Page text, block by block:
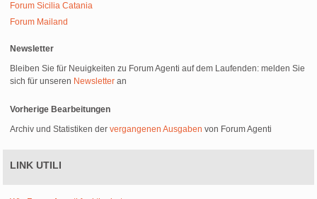
Forum Sicilia Catania
Forum Mailand
Newsletter
Bleiben Sie für Neuigkeiten zu Forum Agenti auf dem Laufenden: melden Sie
sich für unseren Newsletter an
Vorherige Bearbeitungen
Archiv und Statistiken dervergangenen Ausgaben von Forum Agenti
LINK UTILI